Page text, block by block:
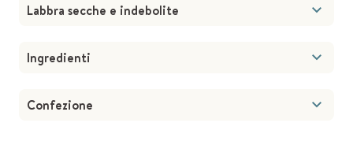
Labbra secche e indebolite
Ingredienti
Confezione